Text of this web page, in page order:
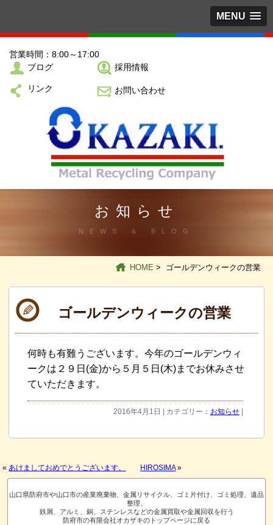
MENU
営業時間：8:00～17:00
ブログ
採用情報
リンク お問い合わせ
お知らせ
NEWS ＆ BLOG
HOME > ゴールデンウィークの営業
ゴールデンウィークの営業
何時も有難うございます。今年のゴールデンウィ
ークは２９日(金)から５月５日(木)までお休みさせ
ていただきます。
2016年4月1日 | カテゴリー： お知らせ|
«あけましておめでとうございます。 HIROSIMA»
山口県防府市や山口市の産業廃棄物、金属リサイクル、ゴミ片付け、ゴミ処理、遺品
整理、
鉄屑、アルミ、銅、ステンレスなどの金属買取や金属回収を行う
防府市の有限会社オカザキのトップページに戻る